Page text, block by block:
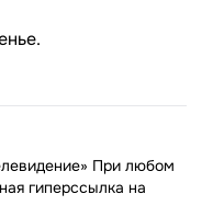
При любом
гиперссылка на